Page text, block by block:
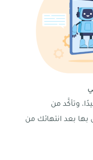
وتأكَّد من
بعد انتهائك من